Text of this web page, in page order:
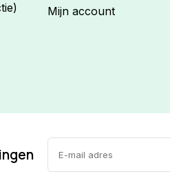
Mijn account